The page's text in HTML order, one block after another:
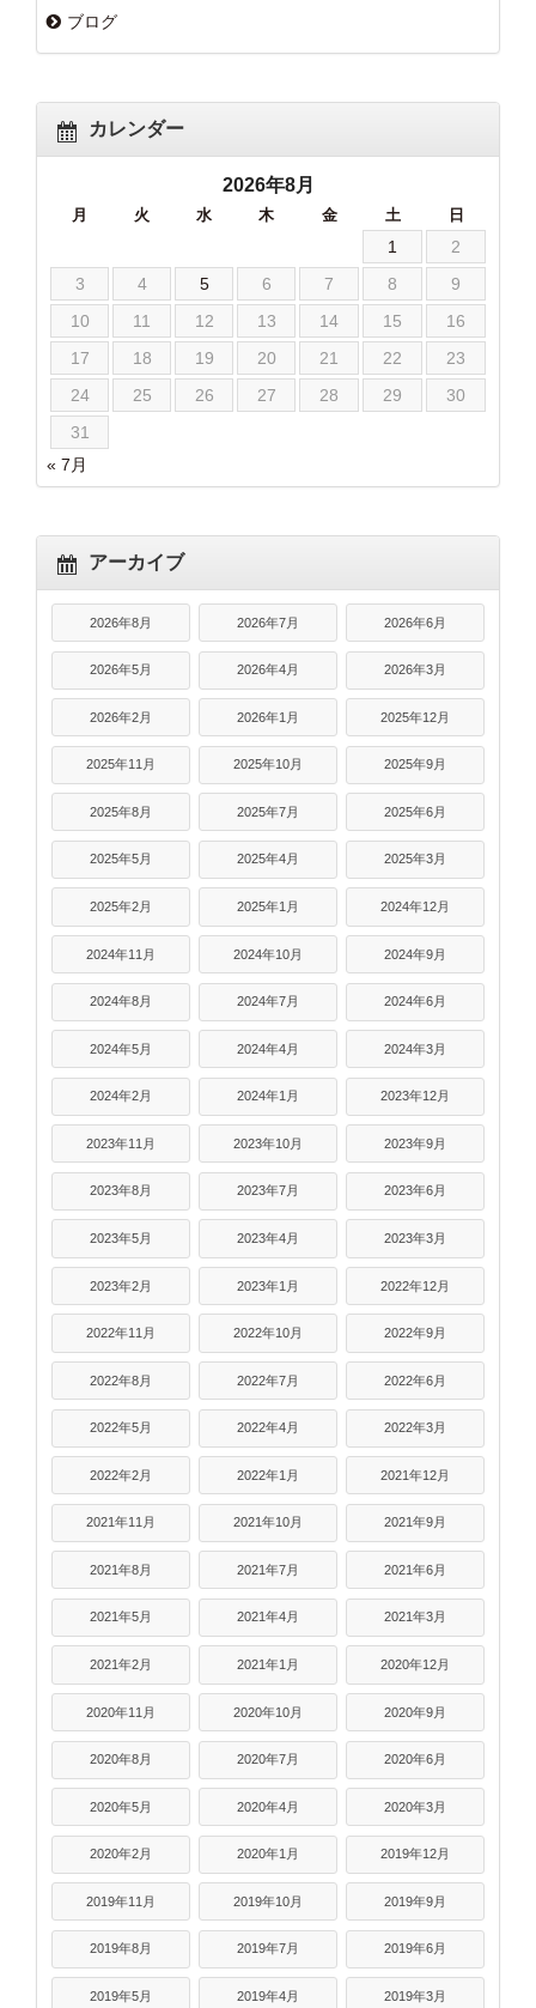
ブログ
カレンダー
2026年8月
月 火 水 木 金 土 日
1
2
3
4 5 6 7 8
9
10
11 12 13 14 15
16
17
18 19 20 21 22
23
24
25 26 27 28 29
30
31
« 7月
アーカイブ
2026年8月 2026年7月 2026年6月
2026年5月 2026年4月 2026年3月
2026年2月 2026年1月 2025年12月
2025年11月 2025年10月 2025年9月
2025年8月 2025年7月 2025年6月
2025年5月 2025年4月 2025年3月
2025年2月 2025年1月 2024年12月
2024年11月 2024年10月 2024年9月
2024年8月 2024年7月 2024年6月
2024年5月 2024年4月 2024年3月
2024年2月 2024年1月 2023年12月
2023年11月 2023年10月 2023年9月
2023年8月 2023年7月 2023年6月
2023年5月 2023年4月 2023年3月
2023年2月 2023年1月 2022年12月
2022年11月 2022年10月 2022年9月
2022年8月 2022年7月 2022年6月
2022年5月 2022年4月 2022年3月
2022年2月 2022年1月 2021年12月
2021年11月 2021年10月 2021年9月
2021年8月 2021年7月 2021年6月
2021年5月 2021年4月 2021年3月
2021年2月 2021年1月 2020年12月
2020年11月 2020年10月 2020年9月
2020年8月 2020年7月 2020年6月
2020年5月 2020年4月 2020年3月
2020年2月 2020年1月 2019年12月
2019年11月 2019年10月 2019年9月
2019年8月 2019年7月 2019年6月
2019年5月 2019年4月 2019年3月